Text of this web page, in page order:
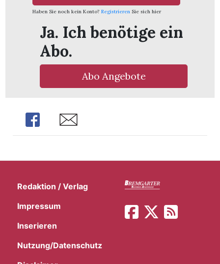
Haben Sie noch kein Konto? Registrieren Sie sich hier
Ja. Ich benötige ein
Abo.
Abo Angebote
Share Share
Redaktion / Verlag
Impressum
Inserieren
Nutzung/Datenschutz